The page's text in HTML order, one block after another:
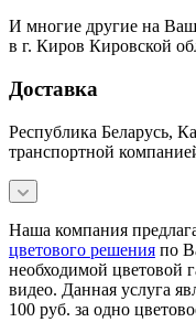
И многие другие на Ваш
в г. Киров Кировской
Доставка
Республика Беларусь,
транспортной
Наша компания
цветового решения по
необходимой цветовой
видео. Данная услуга
100 руб. за одно